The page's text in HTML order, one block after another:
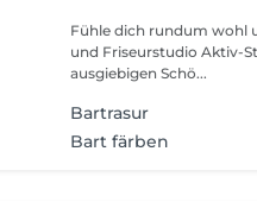
Fühle dich rundum wohl
und Friseurstudio Aktiv-
ausgiebigen Schö...
Bartrasur
Bart färben